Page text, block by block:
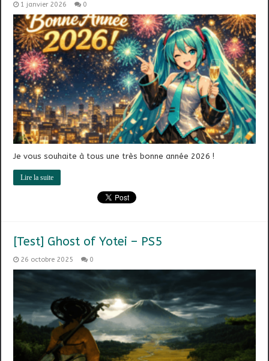
1 janvier 2026 0
Je vous souhaite à tous une très bonne année 2026 !
Lire la suite
[Test] Ghost of Yotei – PS5
26 octobre 2025 0